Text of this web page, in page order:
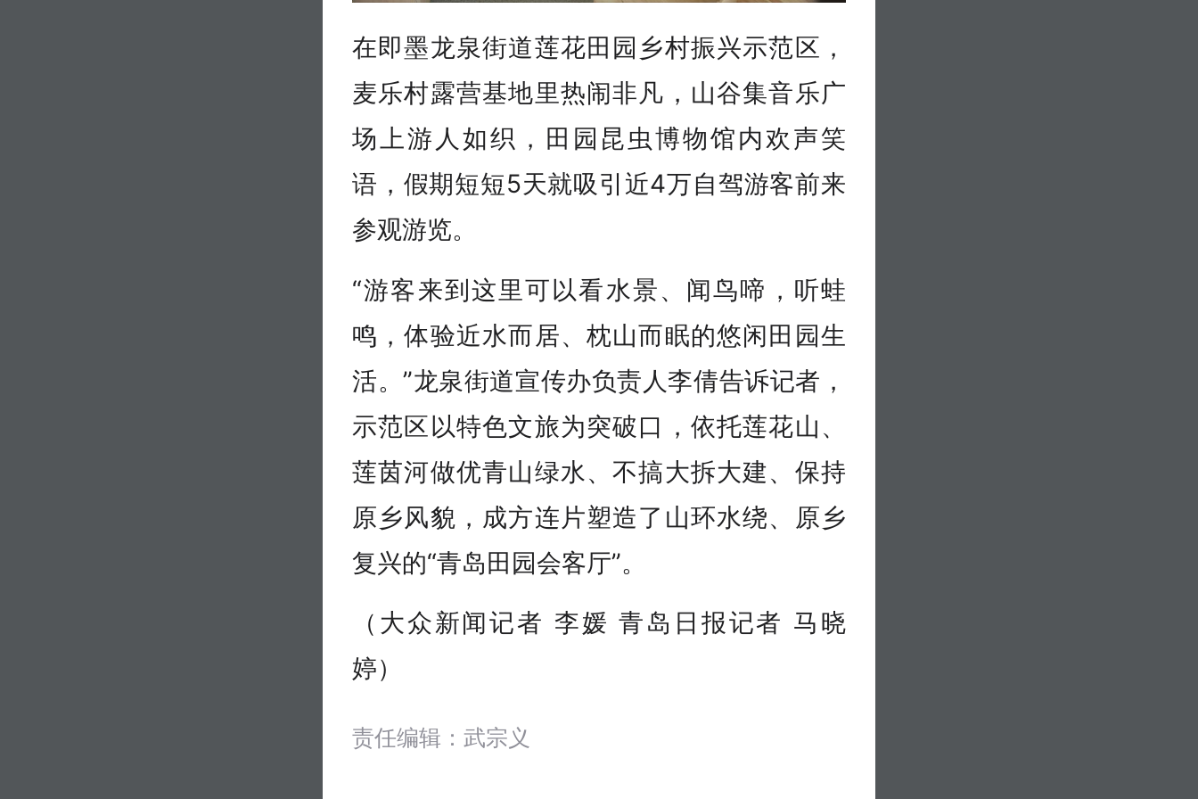
在即墨龙泉街道莲花田园乡村振兴示范区，
麦乐村露营基地里热闹非凡，山谷集音乐广
场上游人如织，田园昆虫博物馆内欢声笑
语，假期短短5天就吸引近4万自驾游客前来
参观游览。
“游客来到这里可以看水景、闻鸟啼，听蛙
鸣，体验近水而居、枕山而眠的悠闲田园生
活。”龙泉街道宣传办负责人李倩告诉记者，
示范区以特色文旅为突破口，依托莲花山、
莲茵河做优青山绿水、不搞大拆大建、保持
原乡风貌，成方连片塑造了山环水绕、原乡
复兴的“青岛田园会客厅”。
（大众新闻记者 李媛 青岛日报记者 马晓
婷）
责任编辑：武宗义